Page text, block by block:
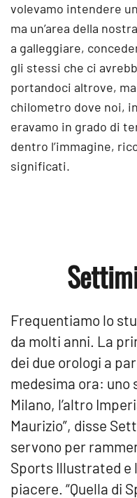
volevamo intendere
ma un’area della
a galleggiare,
gli stessi che ci
portandoci altrove,
chilometro dove noi,
eravamo in grado di
dentro l’immagine,
significati.
Frequentiamo lo
da molti anni. La
dei due orologi a
medesima ora:
Milano, l’altro
Maurizio”, disse
servono per
Sports Illustrated e
piacere. “Quella di